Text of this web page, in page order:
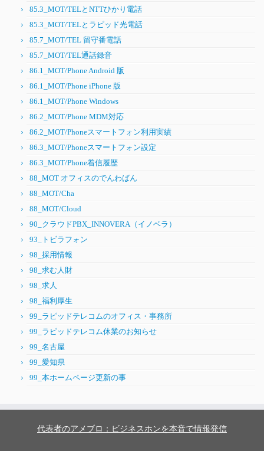
85.3_MOT/TELとNTTひかり電話
85.3_MOT/TELとラピッド光電話
85.7_MOT/TEL 留守番電話
85.7_MOT/TEL通話録音
86.1_MOT/Phone Android 版
86.1_MOT/Phone iPhone 版
86.1_MOT/Phone Windows
86.2_MOT/Phone MDM対応
86.2_MOT/Phoneスマートフォン利用実績
86.3_MOT/Phoneスマートフォン設定
86.3_MOT/Phone着信履歴
88_MOT オフィスのでんわばん
88_MOT/Cha
88_MOT/Cloud
90_クラウドPBX_INNOVERA（イノベラ）
93_トビラフォン
98_採用情報
98_求む人財
98_求人
98_福利厚生
99_ラピッドテレコムのオフィス・事務所
99_ラピッドテレコム休業のお知らせ
99_名古屋
99_愛知県
99_本ホームページ更新の事
代表者のアメブロ：ビジネスホンを本音で情報発信